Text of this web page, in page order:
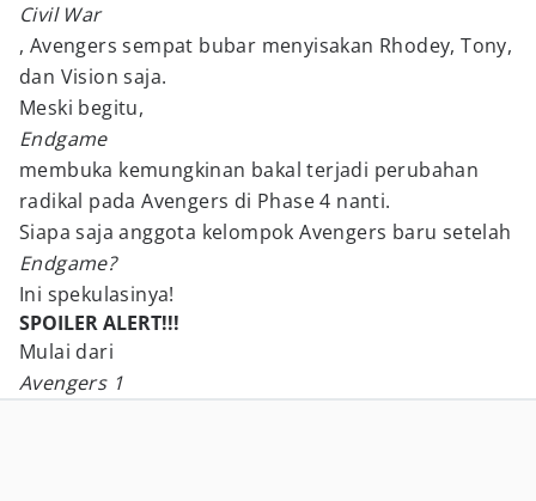
Civil War
, Avengers sempat bubar menyisakan Rhodey, Tony,
dan Vision saja.
Meski begitu,
Endgame
membuka kemungkinan bakal terjadi perubahan
radikal pada Avengers di Phase 4 nanti.
Siapa saja anggota kelompok Avengers baru setelah
Endgame?
Ini spekulasinya!
SPOILER ALERT!!!
Mulai dari
Avengers 1